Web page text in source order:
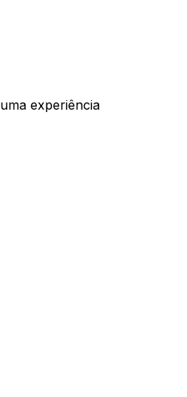
uma experiência